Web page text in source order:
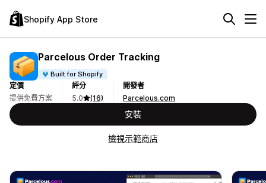
Shopify App Store
Parcelous Order Tracking
Built for Shopify
定價
提供免費方案
評分
5.0
(16)
開發者
Parcelous.com
安裝
檢視示範商店